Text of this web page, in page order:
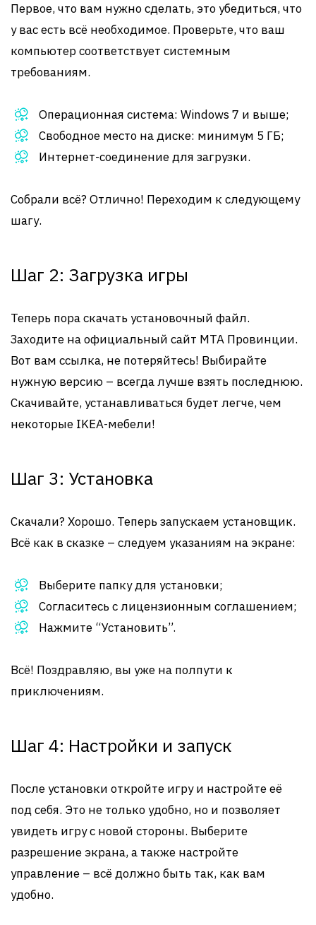
Первое, что вам нужно сделать, это убедиться, что
у вас есть всё необходимое. Проверьте, что ваш
компьютер соответствует системным
требованиям.
Операционная система: Windows 7 и выше;
Свободное место на диске: минимум 5 ГБ;
Интернет-соединение для загрузки.
Собрали всё? Отлично! Переходим к следующему
шагу.
Шаг 2: Загрузка игры
Теперь пора скачать установочный файл.
Заходите на официальный сайт MTA Провинции.
Вот вам ссылка, не потеряйтесь! Выбирайте
нужную версию – всегда лучше взять последнюю.
Скачивайте, устанавливаться будет легче, чем
некоторые IKEA-мебели!
Шаг 3: Установка
Скачали? Хорошо. Теперь запускаем установщик.
Всё как в сказке – следуем указаниям на экране:
Выберите папку для установки;
Согласитесь с лицензионным соглашением;
Нажмите “Установить”.
Всё! Поздравляю, вы уже на полпути к
приключениям.
Шаг 4: Настройки и запуск
После установки откройте игру и настройте её
под себя. Это не только удобно, но и позволяет
увидеть игру с новой стороны. Выберите
разрешение экрана, а также настройте
управление – всё должно быть так, как вам
удобно.